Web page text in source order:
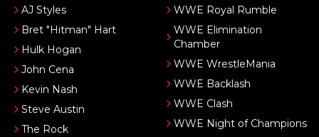
AJ Styles
Bret "Hitman" Hart
Hulk Hogan
John Cena
Kevin Nash
Steve Austin
The Rock
WWE Royal Rumble
WWE Elimination
Chamber
WWE WrestleMania
WWE Backlash
WWE Clash
WWE Night of Champions